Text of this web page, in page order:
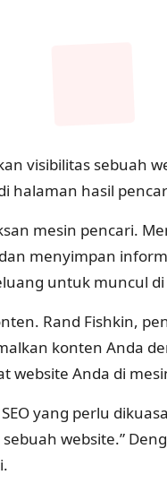
visibilitas sebuah
halaman hasil
mesin pencari.
menyimpan
untuk muncul
Rand Fishkin,
konten Anda
website Anda di
yang perlu
website.”